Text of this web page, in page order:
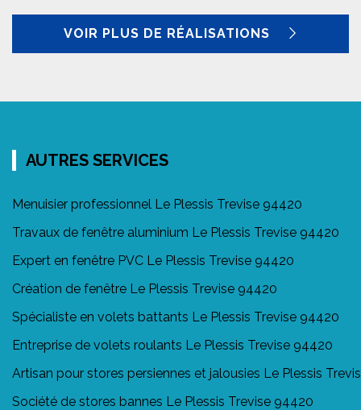
VOIR PLUS DE RÉALISATIONS
AUTRES SERVICES
Menuisier professionnel Le Plessis Trevise 94420
Travaux de fenêtre aluminium Le Plessis Trevise 94420
Expert en fenêtre PVC Le Plessis Trevise 94420
Création de fenêtre Le Plessis Trevise 94420
Spécialiste en volets battants Le Plessis Trevise 94420
Entreprise de volets roulants Le Plessis Trevise 94420
Artisan pour stores persiennes et jalousies Le Plessis
Société de stores bannes Le Plessis Trevise 94420